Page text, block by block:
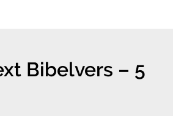
Bibelvers – 5